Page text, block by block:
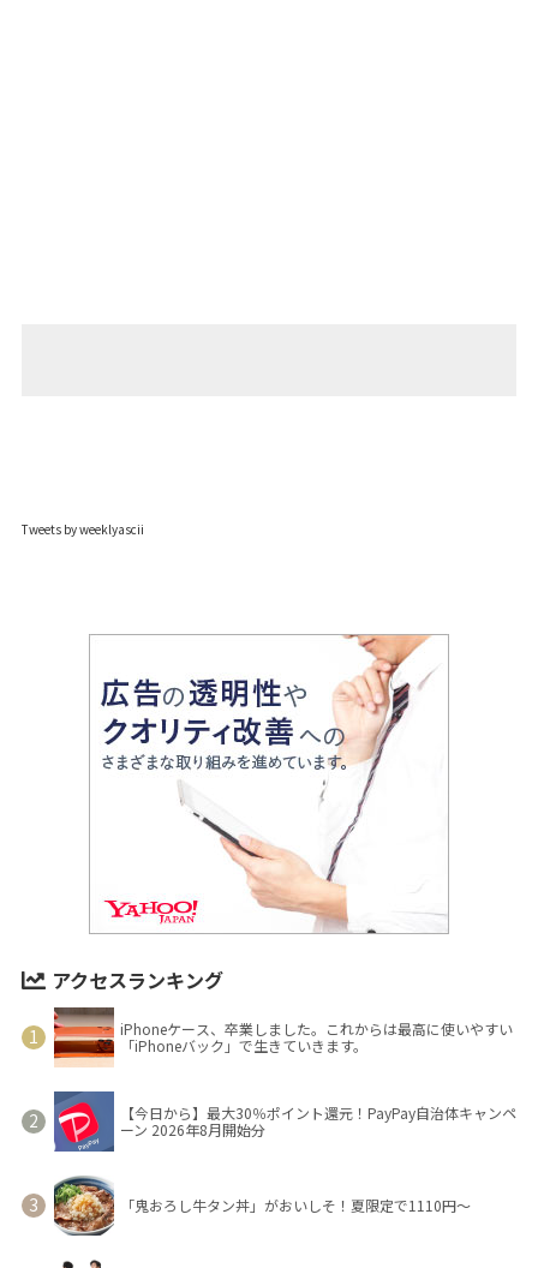
Tweets by weeklyascii
アクセスランキング
iPhoneケース、卒業しました。これからは最高に使いやすい
「iPhoneバック」で生きていきます。
【今日から】最大30％ポイント還元！PayPay自治体キャンペ
ーン 2026年8月開始分
「鬼おろし牛タン丼」がおいしそ！夏限定で1110円～